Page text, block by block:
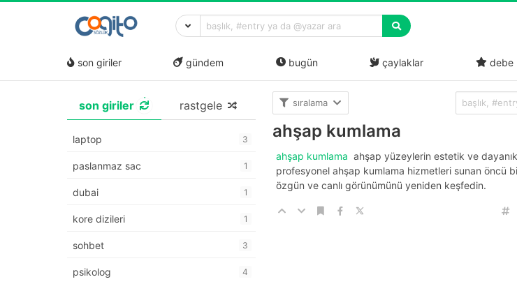
son giriler gündem bugün çaylaklar debe
son giriler rastgele
laptop 3
paslanmaz sac 1
dubai 1
kore dizileri 1
sohbet 3
psikolog 4
sıralama
ahşap kumlama
ahşap kumlama ahşap yüzeylerin estetik ve
profesyonel ahşap kumlama hizmetleri sunan öncü
özgün ve canlı görünümünü yeniden keşfedin.